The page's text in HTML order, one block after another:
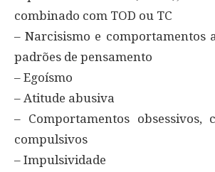
combinado com TOD ou TC
– Narcisismo e comportamentos
padrões de pensamento
– Egoísmo
– Atitude abusiva
– Comportamentos obsessivos,
compulsivos
– Impulsividade